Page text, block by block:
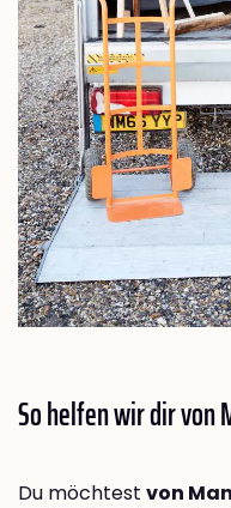
So helfen wir dir von
Du möchtest von